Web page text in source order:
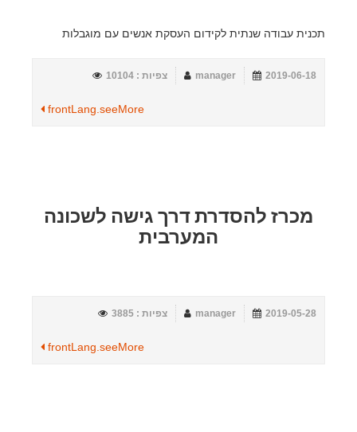
תכנית עבודה שנתית לקידום העסקת אנשים עם מוגבלות
2019-06-18
manager צפיות : 10104
frontLang.seeMore
מכרז להסדרת דרך גישה לשכונה
המערבית
2019-05-28
manager צפיות : 3885
frontLang.seeMore